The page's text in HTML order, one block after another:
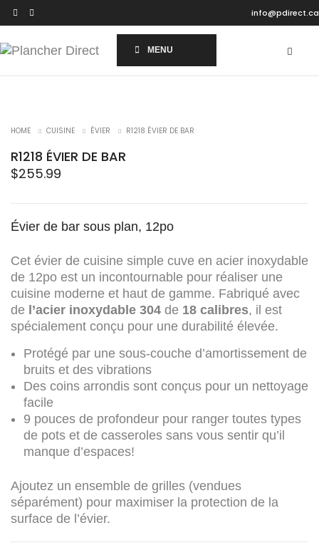
info@pdirect.ca
MENU
HOME CUISINE ÉVIER R1218 ÉVIER DE BAR
R1218 ÉVIER DE BAR
$255.99
Évier de bar sous plan, 12po
Cet évier de cuisine simple cuve en acier inoxydable
de 12po est un incontournable pour réaliser une
cuisine moderne et haut de gamme. Fabriqué avec
de l’acier inoxydable 304 de 18 calibres, il est
spécialement conçu pour une durabilité élevée.
Protégé par une sous-couche d’amortissement de
bruits et des vibrations
Des coins arrondis sont conçus pour un nettoyage
facile
9 pouces de profondeur pour ranger toutes types
de pots et de casseroles sans vous sentir qu’il
manque d’espaces!
Ajoutez un ensemble de grilles (vendues
séparément) pour maximiser la protection de la
surface de l’évier.